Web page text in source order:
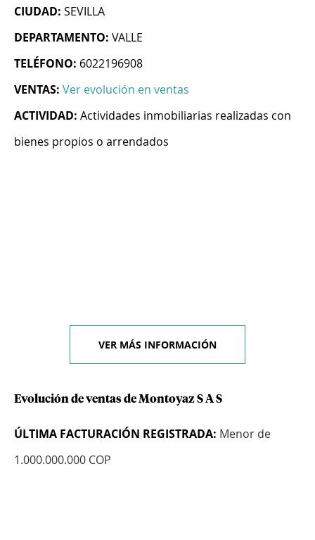
CIUDAD: SEVILLA
DEPARTAMENTO: VALLE
TELÉFONO: 6022196908
VENTAS: Ver evolución en ventas
ACTIVIDAD: Actividades inmobiliarias realizadas con
bienes propios o arrendados
VER MÁS INFORMACIÓN
Evolución de ventas de Montoyaz S A S
ÚLTIMA FACTURACIÓN REGISTRADA: Menor de
1.000.000.000 COP